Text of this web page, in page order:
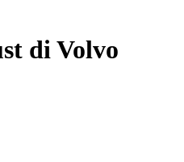
di Volvo